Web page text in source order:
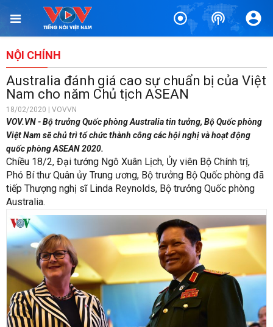
NỘI CHÍNH
Australia đánh giá cao sự chuẩn bị của Việt
Nam cho năm Chủ tịch ASEAN
18/02/2020 | VOVVN
VOV.VN - Bộ trưởng Quốc phòng Australia tin tưởng, Bộ Quốc phòng
Việt Nam sẽ chủ trì tổ chức thành công các hội nghị và hoạt động
quốc phòng ASEAN 2020.
Chiều 18/2, Đại tướng Ngô Xuân Lịch, Ủy viên Bộ Chính trị,
Phó Bí thư Quân ủy Trung ương, Bộ trưởng Bộ Quốc phòng đã
tiếp Thượng nghị sĩ Linda Reynolds, Bộ trưởng Quốc phòng
Australia.